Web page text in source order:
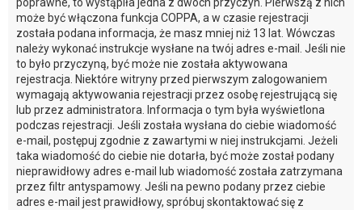
może być włączona funkcja COPPA, a w czasie rejestracji
została podana informacja, że masz mniej niż 13 lat. Wówczas
należy wykonać instrukcje wysłane na twój adres e-mail. Jeśli nie
to było przyczyną, być może nie została aktywowana
rejestracja. Niektóre witryny przed pierwszym zalogowaniem
wymagają aktywowania rejestracji przez osobę rejestrującą się
lub przez administratora. Informacja o tym była wyświetlona
podczas rejestracji. Jeśli została wysłana do ciebie wiadomość
e-mail, postępuj zgodnie z zawartymi w niej instrukcjami. Jeżeli
taka wiadomość do ciebie nie dotarła, być może został podany
nieprawidłowy adres e-mail lub wiadomość została zatrzymana
przez filtr antyspamowy. Jeśli na pewno podany przez ciebie
adres e-mail jest prawidłowy, spróbuj skontaktować się z